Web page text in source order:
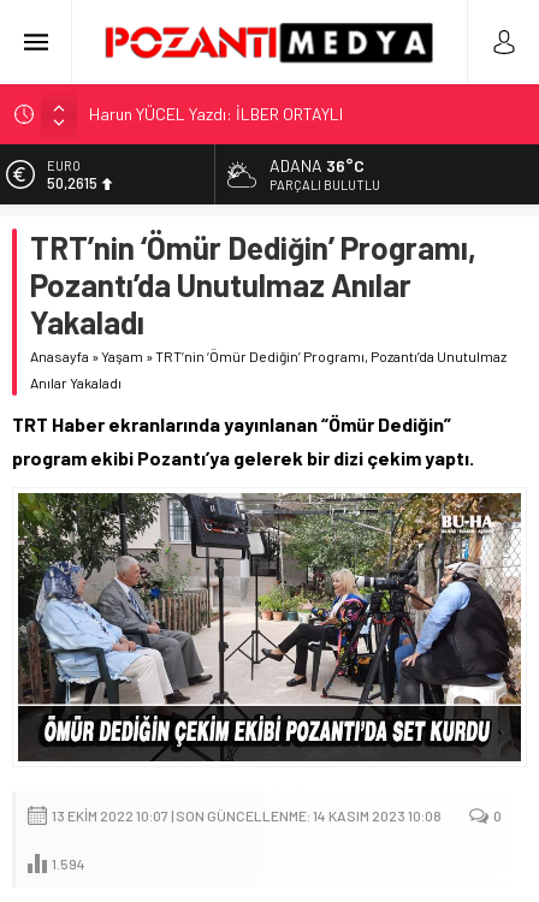
Harun YÜCEL Yazdı: İLBER ORTAYLI
“KILAVUZ HATİCE’NİN MEZARI NEREDE?!!!”
Adana’nın Gizli Cenneti Pozantı Akçatekir Yaylası
Yılmaz Soğutma’dan Buzdolabı Uyarısı
Gaziantep, Mersin ve Adana’da Web Tasarımın Öncüsü GZR
Ajans
EURO
50,2615
5.910,66
BİST
11.456,34
42,6961
ADANA 36°C
PARÇALI BULUTLU
TRT’nin ‘Ömür Dediğin’ Programı,
Pozantı’da Unutulmaz Anılar
Yakaladı
Anasayfa »Yaşam »TRT’nin ‘Ömür Dediğin’ Programı, Pozantı’da Unutulmaz
Anılar Yakaladı
TRT Haber ekranlarında yayınlanan “Ömür Dediğin”
program ekibi Pozantı’ya gelerek bir dizi çekim yaptı.
13 EKIM 2022 10:07 | SON GÜNCELLENME: 14 KASIM 2023 10:08 0
1.594